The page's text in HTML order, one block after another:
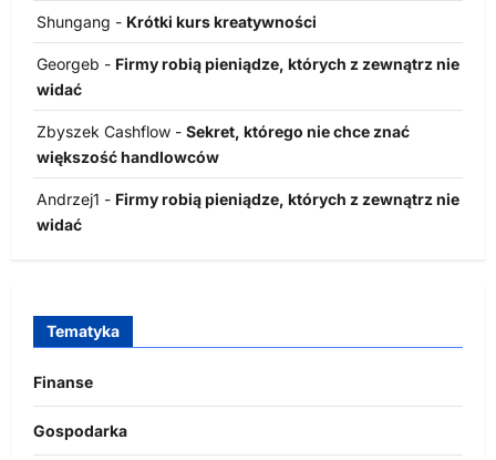
Shungang - Krótki kurs kreatywności
Georgeb - Firmy robią pieniądze, których z zewnątrz nie
widać
Zbyszek Cashflow - Sekret, którego nie chce znać
większość handlowców
Andrzej1 - Firmy robią pieniądze, których z zewnątrz nie
widać
Tematyka
Finanse
Gospodarka